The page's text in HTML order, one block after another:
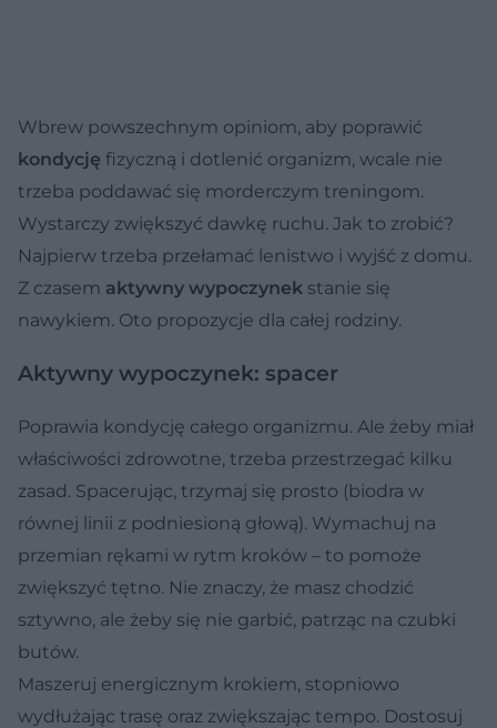
Wbrew powszechnym opiniom, aby poprawić
kondycję fizyczną i dotlenić organizm, wcale nie
trzeba poddawać się morderczym treningom.
Wystarczy zwiększyć dawkę ruchu. Jak to zrobić?
Najpierw trzeba przełamać lenistwo i wyjść z domu.
Z czasem aktywny wypoczynek stanie się
nawykiem. Oto propozycje dla całej rodziny.
Aktywny wypoczynek: spacer
Poprawia kondycję całego organizmu. Ale żeby miał
właściwości zdrowotne, trzeba przestrzegać kilku
zasad. Spacerując, trzymaj się prosto (biodra w
równej linii z podniesioną głową). Wymachuj na
przemian rękami w rytm kroków – to pomoże
zwiększyć tętno. Nie znaczy, że masz chodzić
sztywno, ale żeby się nie garbić, patrząc na czubki
butów.
Maszeruj energicznym krokiem, stopniowo
wydłużając trasę oraz zwiększając tempo. Dostosuj